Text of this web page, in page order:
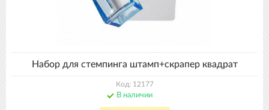
Набор для стемпинга штамп+скрапер квадрат
Код: 12177
В наличии